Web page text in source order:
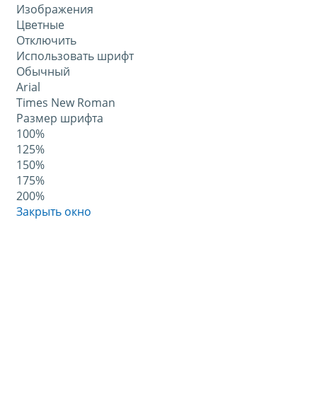
Изображения
Цветные
Отключить
Использовать шрифт
Обычный
Arial
Times New Roman
Размер шрифта
100%
125%
150%
175%
200%
Закрыть окно